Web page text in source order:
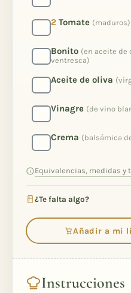
2 Tomate (maduros)
Bonito (en aceite de
ventresca)
Aceite de oliva
Vinagre (de vino
Crema (balsámica
Equivalencias, medidas y
¿Te falta algo?
Añadir a mi
Instrucciones